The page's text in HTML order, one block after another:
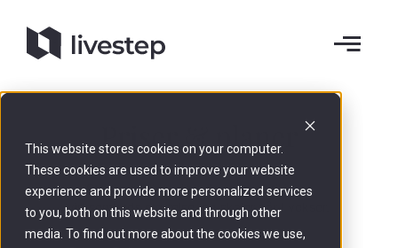
This website stores cookies on your computer.
These cookies are used to improve your website
experience and provide more personalized services
to you, both on this website and through other
media. To find out more about the cookies we use,
Priser & planer
Start med den plan, der passer til jeres
virksomheds størrelse, og skaler når I vokser.